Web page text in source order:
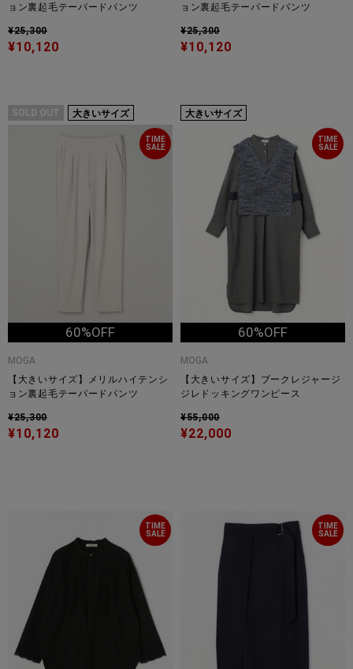
ョン裏起毛テーパードパンツ
¥25,300
¥10,120
ョン裏起毛テーパードパンツ
¥25,300
¥10,120
SOLD OUT 大きいサイズ
TIME
SALE
60%OFF
MOGA
【大きいサイズ】メリルハイテンシ
ョン裏起毛テーパードパンツ
¥25,300
¥10,120
大きいサイズ
TIME
SALE
60%OFF
MOGA
【大きいサイズ】ブークレジャージ
ジレドッキングワンピース
¥55,000
¥22,000
TIME
SALE
TIME
SALE